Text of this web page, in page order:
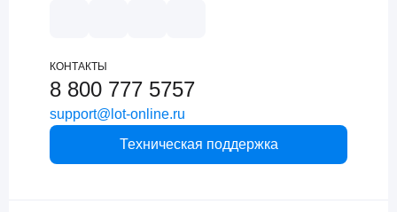
КОНТАКТЫ
8 800 777 5757
support@lot-online.ru
Техническая поддержка